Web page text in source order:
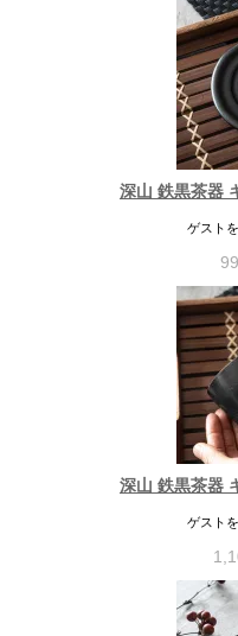
深山 鉄黒茶器
ゲスト
深山 鉄黒茶器
ゲスト